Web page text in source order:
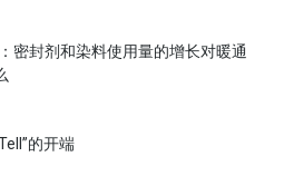
密封剂和染料使用量的增长对暖通
的开端